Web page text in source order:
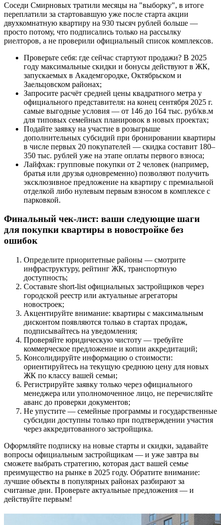
Соседи Смирновых тратили месяцы на "выборку", в итоге
переплатили за стартовавшую уже после старта акции
двухкомнатную квартиру на 930 тысяч рублей больше —
просто потому, что подписались только на рассылку
риелторов, а не проверили официальный список комплексов.
Проверьте себя: где сейчас стартуют продажи? В 2025
году максимальные скидки и бонусы действуют в ЖК,
запускаемых в Академгородке, Октябрьском и
Заельцовском районах;
Запросите расчёт средней цены квадратного метра у
официального представителя: на конец сентября 2025 г.
самые выгодные условия — от 146 до 164 тыс. руб/кв.м
для типовых семейных планировок в новых проектах;
Подайте заявку на участие в розыгрыше
дополнительных субсидий при бронировании квартиры
в числе первых 20 покупателей — скидка составит 180–
350 тыс. рублей уже на этапе оплаты первого взноса;
Лайфхак: групповые покупки от 2 человек (например,
братья или друзья одновременно) позволяют получить
эксклюзивное предложение на квартиру с премиальной
отделкой либо нулевым первым взносом в комплексе с
парковкой.
Финальный чек-лист: ваши следующие шаги
для покупки квартиры в новостройке без
ошибок
Определите приоритетные районы — смотрите
инфраструктуру, рейтинг ЖК, транспортную
доступность;
Составьте short-list официальных застройщиков через
городской реестр или актуальные агрегаторы
новостроек;
Акцентируйте внимание: квартиры с максимальным
дисконтом появляются только в стартах продаж,
подписывайтесь на уведомления;
Проверяйте юридическую чистоту — требуйте
коммерческое предложение и копии аккредитаций;
Консолидируйте информацию о стоимости:
ориентируйтесь на текущую среднюю цену для новых
ЖК по классу вашей семьи;
Регистрируйте заявку только через официального
менеджера или уполномоченное лицо, не перечисляйте
аванс до проверки документов;
Не упустите — семейные программы и государственные
субсидии доступны только при подтверждении участия
через аккредитованного застройщика.
Оформляйте подписку на новые старты и скидки, задавайте
вопросы официальным застройщикам — и уже завтра вы
сможете выбрать стратегию, которая даст вашей семье
преимущество на рынке в 2025 году. Обратите внимание:
лучшие объекты в популярных районах разбирают за
считаные дни. Проверьте актуальные предложения — и
действуйте первым!